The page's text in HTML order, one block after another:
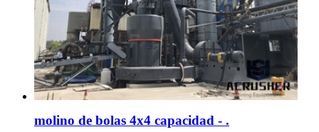
molino de bolas 4x4 capacidad - .